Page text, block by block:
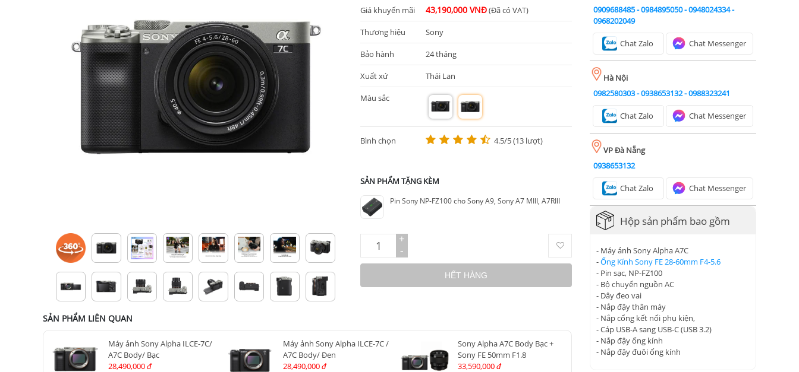
Giá khuyến mãi 43,190,000 VNĐ(Đã có VAT)
Thương hiệu Sony
Bảo hành 24 tháng
Xuất xứ Thái Lan
Màu sắc
m m
Bình chọn 4.5/5 (13 lượt)
SẢN PHẨM TẶNG KÈM
Pin Sony NP-FZ100 cho Sony A9, Sony A7 MIII, A7RIII
+
-
HẾT HÀNG
SẢN PHẨM LIÊN QUAN
Máy ảnh Sony Alpha ILCE-7C/
A7C Body/ Bạc
28,490,000 đ
Máy ảnh Sony Alpha ILCE-7C /
A7C Body/ Đen
28,490,000 đ
Sony Alpha A7C Body Bạc +
Sony FE 50mm F1.8
33,590,000 đ
0909688485-0984895050-0948024334-
0968202049
Chat Zalo Chat Messenger
Hà Nội
0982580303-0938653132-0988323241
Chat Zalo Chat Messenger
VP Đà Nẵng
0938653132
Chat Zalo Chat Messenger
Hộp sản phẩm bao gồm
- Máy ảnh Sony Alpha A7C
-Ống Kính Sony FE 28-60mm F4-5.6
- Pin sạc, NP-FZ100
- Bộ chuyển nguồn AC
- Dây đeo vai
- Nắp đậy thân máy
- Nắp cổng kết nối phụ kiện,
- Cáp USB-A sang USB-C (USB 3.2)
- Nắp đậy ống kính
- Nắp đậy đuôi ống kính